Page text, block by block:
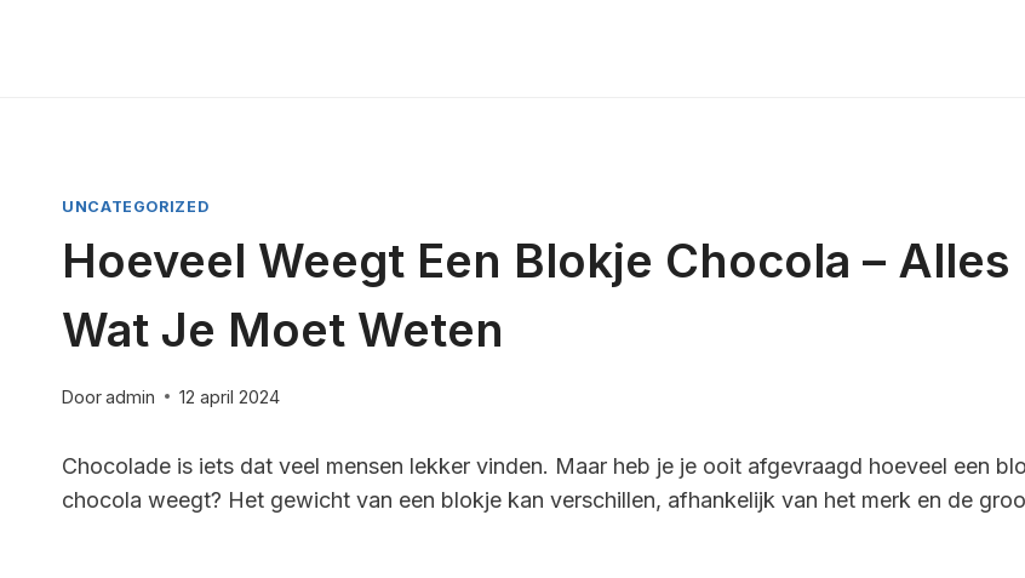
UNCATEGORIZED
Hoeveel Weegt Een Blokje Chocola – Alles
Wat Je Moet Weten
Dooradmin 12 april 2024
Chocolade is iets dat veel mensen lekker vinden. Maar heb je je ooit afgevraagd hoeveel een
chocola weegt? Het gewicht van een blokje kan verschillen, afhankelijk van het merk en de